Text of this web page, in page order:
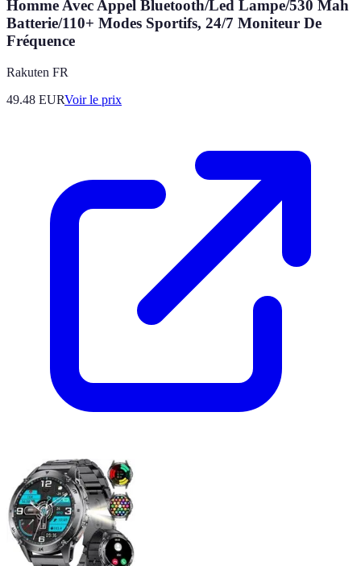
Homme Avec Appel Bluetooth/Led Lampe/530 Mah
Batterie/110+ Modes Sportifs, 24/7 Moniteur De
Fréquence
Rakuten FR
49.48 EURVoir le prix